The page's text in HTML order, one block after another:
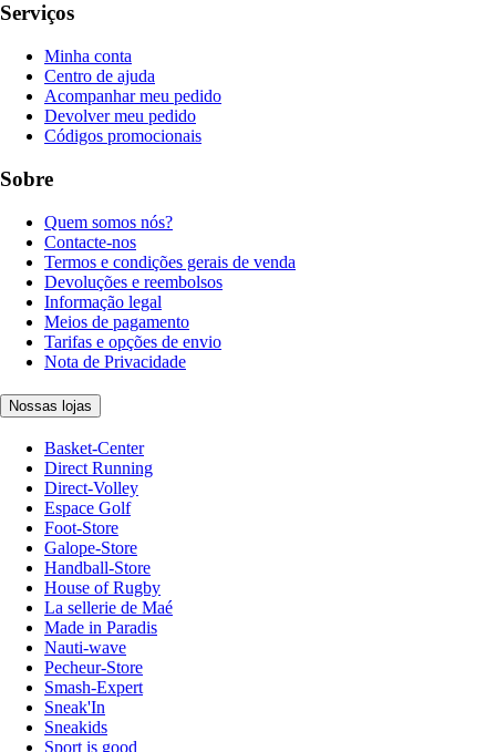
Serviços
Minha conta
Centro de ajuda
Acompanhar meu pedido
Devolver meu pedido
Códigos promocionais
Sobre
Quem somos nós?
Contacte-nos
Termos e condições gerais de venda
Devoluções e reembolsos
Informação legal
Meios de pagamento
Tarifas e opções de envio
Nota de Privacidade
Nossas lojas
Basket-Center
Direct Running
Direct-Volley
Espace Golf
Foot-Store
Galope-Store
Handball-Store
House of Rugby
La sellerie de Maé
Made in Paradis
Nauti-wave
Pecheur-Store
Smash-Expert
Sneak'In
Sneakids
Sport is good